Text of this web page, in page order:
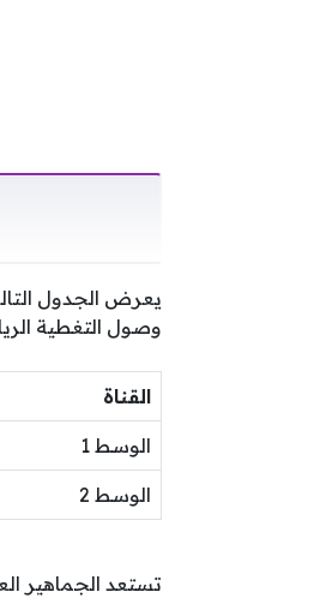
يعرض الجدول
وصول التغطية
القناة
الوسط 1
الوسط 2
تستعد الجماهير